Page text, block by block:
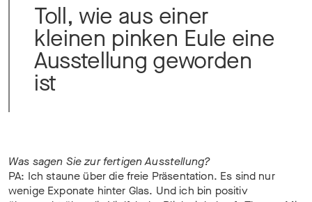
Toll, wie aus einer
kleinen pinken Eule eine
Ausstellung geworden
ist
Was sagen Sie zur fertigen Ausstellung?
PA: Ich staune über die freie Präsentation. Es sind nur
wenige Exponate hinter Glas. Und ich bin positiv